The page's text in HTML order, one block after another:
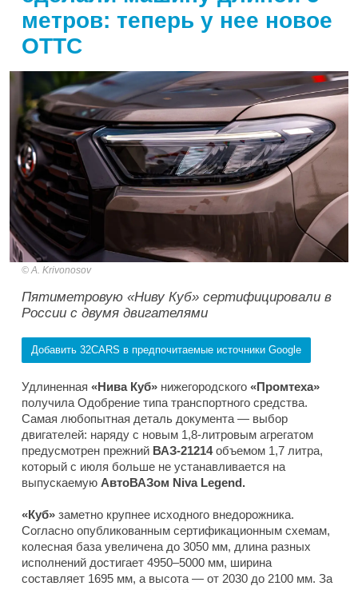
метров: теперь у нее новое
ОТТС
A. Krivonosov
Пятиметровую «Ниву Куб» сертифицировали в
России с двумя двигателями
Добавить 32CARS в предпочитаемые источники Google
Удлиненная «Нива Куб» нижегородского «Промтеха»
получила Одобрение типа транспортного средства.
Самая любопытная деталь документа — выбор
двигателей: наряду с новым 1,8-литровым агрегатом
предусмотрен прежний ВАЗ-21214объемом 1,7 литра,
который с июля больше не устанавливается на
выпускаемую АвтоВАЗом Niva Legend.
«Куб» заметно крупнее исходного внедорожника.
Согласно опубликованным сертификационным схемам,
колесная база увеличена до 3050 мм, длина разных
исполнений достигает 4950–5000 мм, ширина
составляет 1695 мм, а высота — от 2030 до 2100 мм. За